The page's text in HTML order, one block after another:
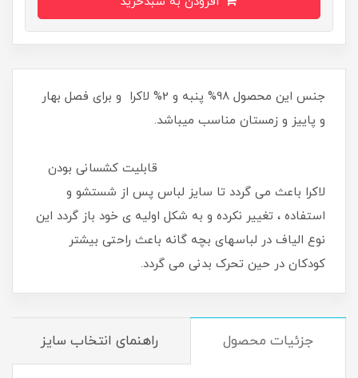
جنس این محصول 98% پنبه و 2% لاکرا و برای فصل بهار
و پاییز و زمستان مناسب میباشد.
قابلیت کشسانی بودن
لاکرا باعث می گردد تا سایز لباس پس از شستشو و
استفاده ، تغییر نکرده و به شکل اولیه ی خود باز گردد این
نوع الیاف در لباسهای بچه گانه باعث راحتی بیشتر
کودکان در حین تحرک بدنی می گردد.
جزئیات محصول راهنمای انتخاب سایز